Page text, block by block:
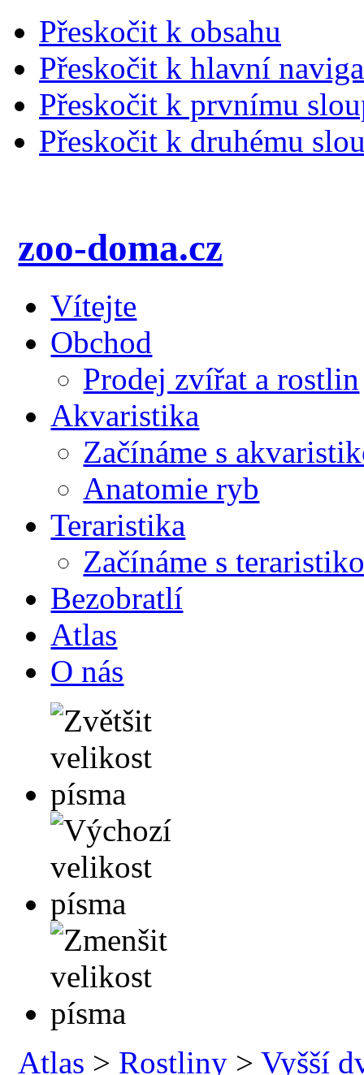
Přeskočit k obsahu
Přeskočit k hlavní
Přeskočit k prvnímu
Přeskočit k druhému
zoo-doma.cz
Vítejte
Obchod
Prodej zvířat a rostlin
Akvaristika
Začínáme s
Anatomie ryb
Teraristika
Začínáme s
Bezobratlí
Atlas
O nás
Atlas > Rostliny >Vyšší